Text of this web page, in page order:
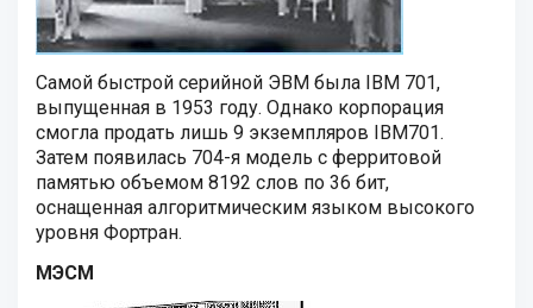
Самой быстрой серийной ЭВМ была IBM 701,
выпущенная в 1953 году. Однако корпорация
смогла продать лишь 9 экземпляров IBM701.
Затем появилась 704-я модель с ферритовой
памятью объемом 8192 слов по 36 бит,
оснащенная алгоритмическим языком высокого
уровня Фортран.
МЭСМ